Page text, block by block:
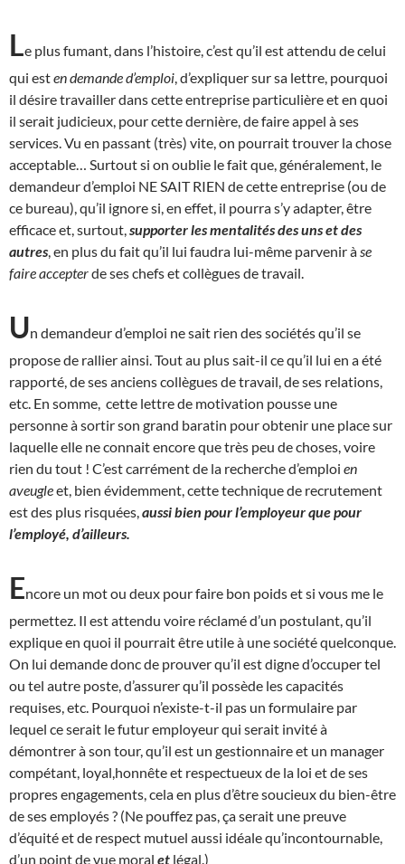
Le plus fumant, dans l’histoire, c’est qu’il est attendu de celui
qui esten demande d’emploi , d’expliquer sur sa lettre, pourquoi
il désire travailler dans cette entreprise particulière et en quoi
il serait judicieux, pour cette dernière, de faire appel à ses
services. Vu en passant (très) vite, on pourrait trouver la chose
acceptable… Surtout si on oublie le fait que, généralement, le
demandeur d’emploi NE SAIT RIEN de cette entreprise (ou de
ce bureau), qu’il ignore si, en effet, il pourra s’y adapter, être
efficace et, surtout, supporter les mentalités des uns et des
autres , en plus du fait qu’il lui faudra lui-même parvenir à se
faire accepterde ses chefs et collègues de travail.
Un demandeur d’emploi ne sait rien des sociétés qu’il se
propose de rallier ainsi. Tout au plus sait-il ce qu’il lui en a été
rapporté, de ses anciens collègues de travail, de ses relations,
etc. En somme, cette lettre de motivation pousse une
personne à sortir son grand baratin pour obtenir une place sur
laquelle elle ne connait encore que très peu de choses, voire
rien du tout ! C’est carrément de la recherche d’emploi en
aveugleet, bien évidemment, cette technique de recrutement
est des plus risquées, aussi bien pour l’employeur que pour
l’employé, d’ailleurs.
Encore un mot ou deux pour faire bon poids et si vous me le
permettez. Il est attendu voire réclamé d’un postulant, qu’il
explique en quoi il pourrait être utile à une société quelconque.
On lui demande donc de prouver qu’il est digne d’occuper tel
ou tel autre poste, d’assurer qu’il possède les capacités
requises, etc. Pourquoi n’existe-t-il pas un formulaire par
lequel ce serait le futur employeur qui serait invité à
démontrer à son tour, qu’il est un gestionnaire et un manager
compétant, loyal,honnête et respectueux de la loi et de ses
propres engagements, cela en plus d’être soucieux du bien-être
de ses employés ? (Ne pouffez pas, ça serait une preuve
d’équité et de respect mutuel aussi idéale qu’incontournable,
d’un point de vue moral et légal .)